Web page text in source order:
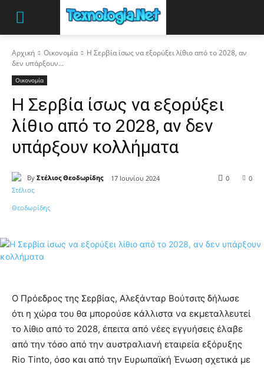
Αρχική Οικονομία
Η Σερβία ίσως να εξορύξει λίθιο από το 2028, αν
δεν υπάρξουν...
Οικονομία
Η Σερβία ίσως να εξορύξει
λίθιο από το 2028, αν δεν
υπάρξουν κολλήματα
By Στέλιος Θεοδωρίδης 17 Ιουνίου 2024 0
0
Ο Πρόεδρος της Σερβίας, Αλεξάνταρ Βούτσιτς δήλωσε
ότι η χώρα του θα μπορούσε κάλλιστα να εκμεταλλευτεί
το λίθιο από το 2028, έπειτα από νέες εγγυήσεις έλαβε
από την τόσο από την αυστραλιανή εταιρεία εξόρυξης
Rio Tinto, όσο και από την Ευρωπαϊκή Ένωση σχετικά με